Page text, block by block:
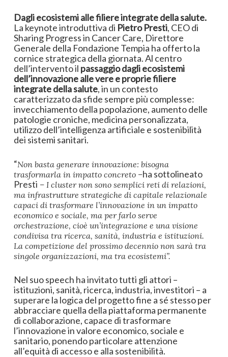
Dagli ecosistemi alle filiere integrate della salute.
La keynote introduttiva di Pietro Presti, CEO di
Sharing Progress in Cancer Care, Direttore
Generale della Fondazione Tempia ha offerto la
cornice strategica della giornata. Al centro
dell’intervento il passaggio dagli ecosistemi
dell’innovazione alle vere e proprie filiere
integrate della salute, in un contesto
caratterizzato da sfide sempre più complesse:
invecchiamento della popolazione, aumento delle
patologie croniche, medicina personalizzata,
utilizzo dell’intelligenza artificiale e sostenibilità
dei sistemi sanitari.
“Non basta generare innovazione: bisogna
trasformarla in impatto concreto –ha sottolineato
Presti – I cluster non sono semplici reti di relazioni,
ma infrastrutture strategiche di capitale relazionale
capaci di trasformare l’innovazione in un impatto
economico e sociale, ma per farlo serve
orchestrazione, cioè un’integrazione e una visione
condivisa tra ricerca, sanità, industria e istituzioni.
La competizione del prossimo decennio non sarà tra
singole organizzazioni, ma tra ecosistemi”.
Nel suo speech ha invitato tutti gli attori –
istituzioni, sanità, ricerca, industria, investitori – a
superare la logica del progetto fine a sé stesso per
abbracciare quella della piattaforma permanente
di collaborazione, capace di trasformare
l’innovazione in valore economico, sociale e
sanitario, ponendo particolare attenzione
all’equità di accesso e alla sostenibilità.